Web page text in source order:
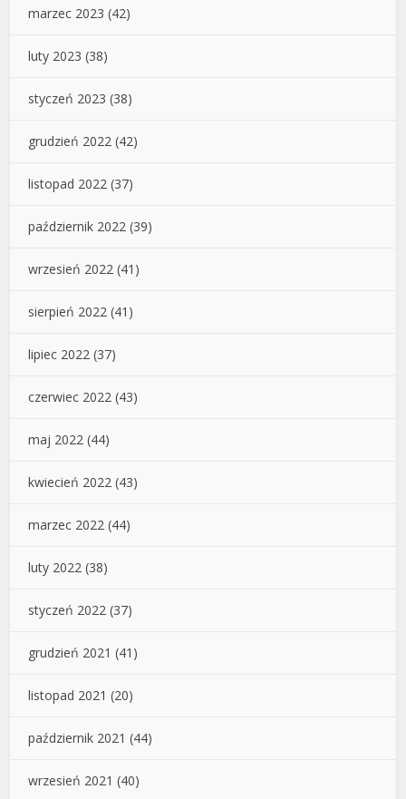
marzec 2023 (42)
luty 2023 (38)
styczeń 2023 (38)
grudzień 2022 (42)
listopad 2022 (37)
październik 2022 (39)
wrzesień 2022 (41)
sierpień 2022 (41)
lipiec 2022 (37)
czerwiec 2022 (43)
maj 2022 (44)
kwiecień 2022 (43)
marzec 2022 (44)
luty 2022 (38)
styczeń 2022 (37)
grudzień 2021 (41)
listopad 2021 (20)
październik 2021 (44)
wrzesień 2021 (40)